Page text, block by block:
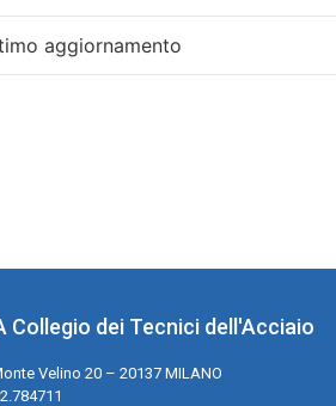
aggiornamento
Collegio dei Tecnici dell'Acciaio
Velino 20 – 20137 MILANO